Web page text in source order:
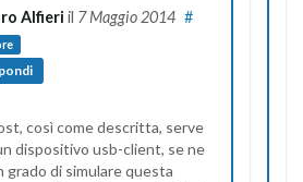
Alfieri il 7 Maggio 2014 #
così come descritta, serve
dispositivo usb-client, se ne
grado di simulare questa